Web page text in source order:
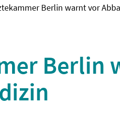
Berlin warnt vor
Berlin